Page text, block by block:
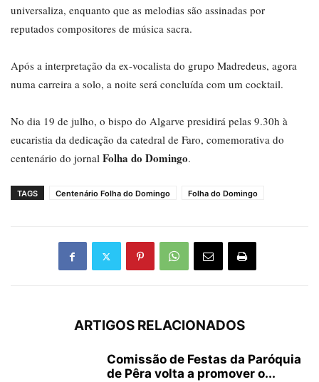
universaliza, enquanto que as melodias são assinadas por
reputados compositores de música sacra.
Após a interpretação da ex-vocalista do grupo Madredeus, agora
numa carreira a solo, a noite será concluída com um cocktail.
No dia 19 de julho, o bispo do Algarve presidirá pelas 9.30h à
eucaristia da dedicação da catedral de Faro, comemorativa do
centenário do jornal Folha do Domingo.
TAGS Centenário Folha do Domingo Folha do Domingo
ARTIGOS RELACIONADOS
Comissão de Festas da Paróquia
de Pêra volta a promover o...